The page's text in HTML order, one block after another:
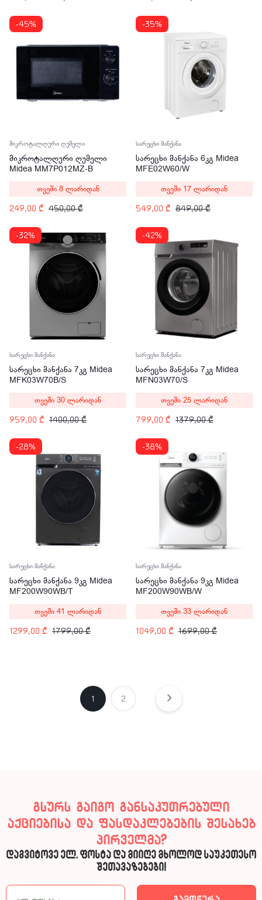
-45%
მიკროტალღური ღუმელი
მიკროტალღური ღუმელი
Midea MM7P012MZ-B
450,00₾
249,00 ₾
თვეში 8 ლარიდან
-35%
სარეცხი მანქანა
სარეცხი მანქანა 6კგ Midea
MFE02W60/W
849,00₾
549,00 ₾
თვეში 17 ლარიდან
-32%
სარეცხი მანქანა
სარეცხი მანქანა 7კგ Midea
MFK03W70B/S
1400,00₾
959,00 ₾
თვეში 30 ლარიდან
-42%
სარეცხი მანქანა
სარეცხი მანქანა 7კგ Midea
MFN03W70/S
1379,00₾
799,00 ₾
თვეში 25 ლარიდან
-28%
სარეცხი მანქანა
სარეცხი მანქანა 9კგ Midea
MF200W90WB/T
1799,00₾
1299,00 ₾
თვეში 41 ლარიდან
-38%
სარეცხი მანქანა
სარეცხი მანქანა 9კგ Midea
MF200W90WB/W
1699,00₾
1049,00 ₾
თვეში 33 ლარიდან
1 2
გსურს გაიგო განსაკუთრებული
აქციებისა და ფასდაკლებების შესახებ
პირველმა?
დაგვიტოვე ელ. ფოსტა და მიიღე მხოლოდ საუკეთესო
შეთავაზებები!